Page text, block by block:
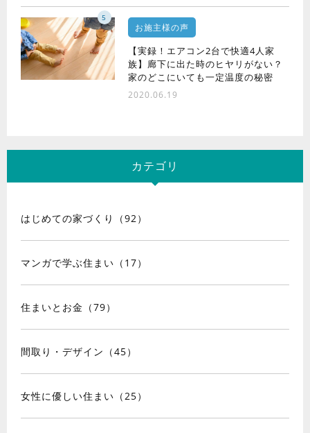
5
お施主様の声
【実録！エアコン2台で快適4人家
族】廊下に出た時のヒヤリがない？
家のどこにいても一定温度の秘密
2020.06.19
カテゴリ
はじめての家づくり（92）
マンガで学ぶ住まい（17）
住まいとお金（79）
間取り・デザイン（45）
女性に優しい住まい（25）